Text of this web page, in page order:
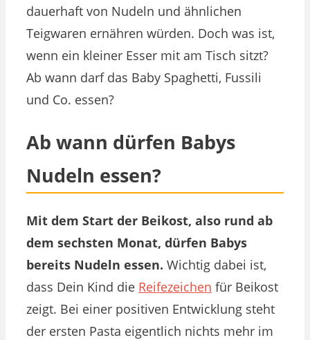
dauerhaft von Nudeln und ähnlichen
Teigwaren ernähren würden. Doch was ist,
wenn ein kleiner Esser mit am Tisch sitzt?
Ab wann darf das Baby Spaghetti, Fussili
und Co. essen?
Ab wann dürfen Babys
Nudeln essen?
Mit dem Start der Beikost, also rund ab
dem sechsten Monat, dürfen Babys
bereits Nudeln essen. Wichtig dabei ist,
dass Dein Kind die Reifezeichen für Beikost
zeigt. Bei einer positiven Entwicklung steht
der ersten Pasta eigentlich nichts mehr im